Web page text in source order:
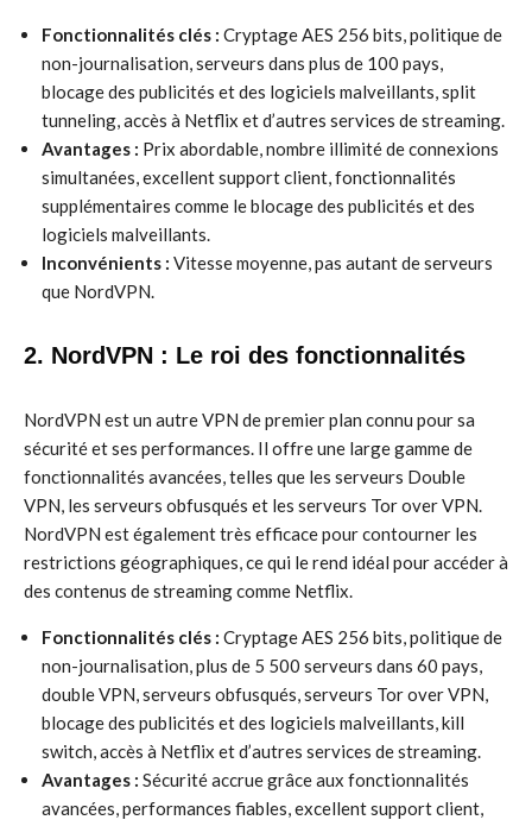
Fonctionnalités clés : Cryptage AES 256 bits, politique de
non-journalisation, serveurs dans plus de 100 pays,
blocage des publicités et des logiciels malveillants, split
tunneling, accès à Netflix et d’autres services de streaming.
Avantages : Prix abordable, nombre illimité de connexions
simultanées, excellent support client, fonctionnalités
supplémentaires comme le blocage des publicités et des
logiciels malveillants.
Inconvénients : Vitesse moyenne, pas autant de serveurs
que NordVPN.
2. NordVPN : Le roi des fonctionnalités
NordVPN est un autre VPN de premier plan connu pour sa
sécurité et ses performances. Il offre une large gamme de
fonctionnalités avancées, telles que les serveurs Double
VPN, les serveurs obfusqués et les serveurs Tor over VPN.
NordVPN est également très efficace pour contourner les
restrictions géographiques, ce qui le rend idéal pour accéder à
des contenus de streaming comme Netflix.
Fonctionnalités clés : Cryptage AES 256 bits, politique de
non-journalisation, plus de 5 500 serveurs dans 60 pays,
double VPN, serveurs obfusqués, serveurs Tor over VPN,
blocage des publicités et des logiciels malveillants, kill
switch, accès à Netflix et d’autres services de streaming.
Avantages : Sécurité accrue grâce aux fonctionnalités
avancées, performances fiables, excellent support client,